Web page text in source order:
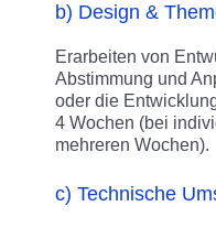
b) Design &
Erarbeiten von
Abstimmung und
oder die
4 Wochen (bei
mehreren Wochen).
c) Technische